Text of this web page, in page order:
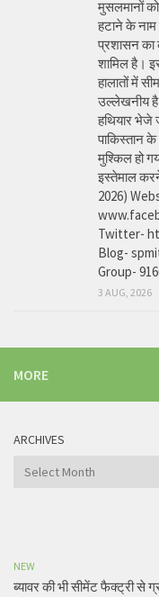
मुसलमानों
हटाने के नाम
प्रशासन का
शामिल है।
हालातों में
उल्लेखनीय है
हथियार भेजे
पाकिस्तान
मुश्किल हो
इस्तेमाल
2026)
Twitter-
Blog-
Group-
3 AUG, 2026
MORE
ARCHIVES
Archives
NEW
ब्यावर की भी सीमेंट फैक्ट्री से